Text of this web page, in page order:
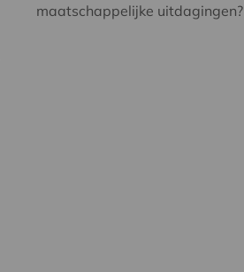
maatschappelijke uitdagingen?